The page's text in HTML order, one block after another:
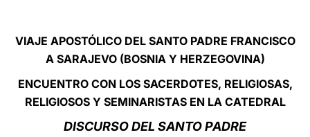
中文
LATINE
VIAJE APOSTÓLICO DEL SANTO PADRE FRANCISCO
A SARAJEVO (BOSNIA Y HERZEGOVINA)
ENCUENTRO CON LOS SACERDOTES, RELIGIOSAS,
RELIGIOSOS Y SEMINARISTAS EN LA CATEDRAL
DISCURSO DEL SANTO PADRE